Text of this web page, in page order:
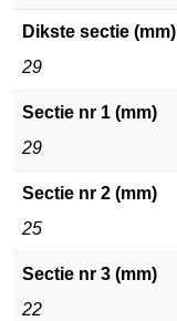
Dikste sectie (mm)
29
Sectie nr 1 (mm)
29
Sectie nr 2 (mm)
25
Sectie nr 3 (mm)
22